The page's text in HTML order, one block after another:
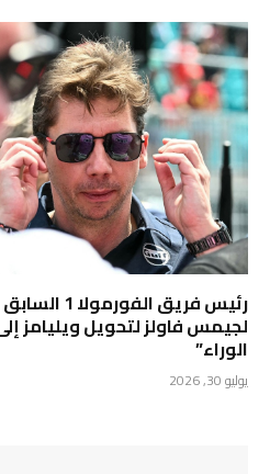
رئيس فريق
لجيمس فاولز لتحويل ويليامز
الوراء”
يوليو 30, 2026